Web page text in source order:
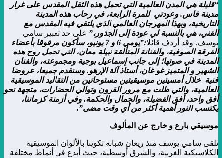
“قليلة هي المدن العالمية التي تحمل هذه الثقل المقدس على غرار
مدينة فاس. وعودتي للمرة الرابعة، في رحاب هذه المدينة
التاريخية، وبهذا المهرجان العالمي الذي يلتقي فيه المقدس مع
الفني، هي بالنسبة لي عودة إلى الجذور،” على حد تعبير سامي
يوسف. وقد أردف قائلا
:”يومي 6 و 7 يونيو، سأكون مرفوقا بأعضاء
الفرقة الصوفية، والفنانة المتألقة نبيلة معان، التي تحمل روح هذه
المدينة في صوتها؛ إلى جانب إسماعيل بوجية ومجموعته، والفنان
الشهير و المتميز غو غان، أستاذ آلة الإرهو. وسنقدم جميعا، عروضا
فنية خلال أمسيتين موسيقيتين مستوحاتين من التقاليد الموسيقية
العالمية، والتي ظلت مع مرور القرون وتوالي الحضارات، متجهة نحو
أفق واحد، أفق الفضيلة، والجمال والحكمة. وفي أزمنة كزماننا،
يكتسب النور أهمية أكثر من أي وقت مضى”.
موسيقي بارع و خارج عن المألوف
تلقى سامي يوسف منذ ريعان شبابه تكوينا بالألوان الموسيقية
الكلاسيكية الغربية، والشرق أوسطية، حيث أبدع في أنماط مختلفة